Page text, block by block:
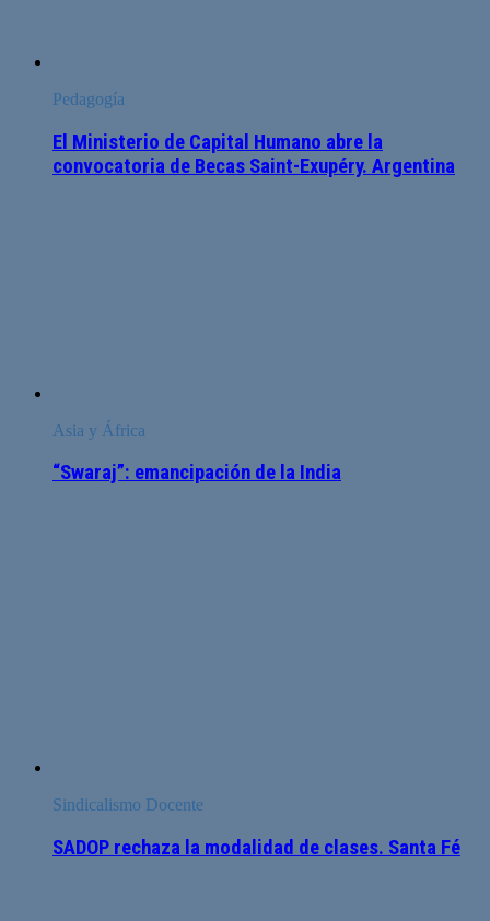
Pedagogía
El Ministerio de Capital Humano abre la
convocatoria de Becas Saint-Exupéry. Argentina
Asia y África
“Swaraj”: emancipación de la India
Sindicalismo Docente
SADOP rechaza la modalidad de clases. Santa Fé